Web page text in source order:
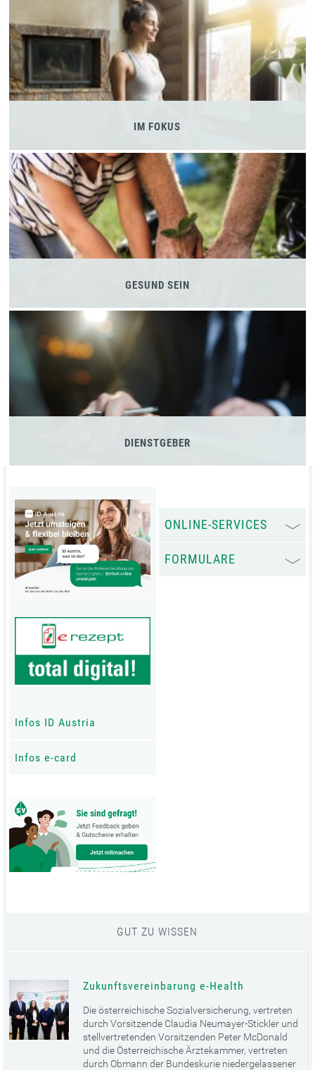
IM FOKUS
GESUND SEIN
DIENSTGEBER
Infos ID Austria
Infos e-card
ONLINE-SERVICES
FORMULARE
GUT ZU WISSEN
Zukunftsvereinbarung e-Health
Die österreichische Sozialversicherung, vertreten
durch Vorsitzende Claudia Neumayer-Stickler und
stellvertretenden Vorsitzenden Peter McDonald
und die Österreichische Ärztekammer, vertreten
durch Obmann der Bundeskurie niedergelassener